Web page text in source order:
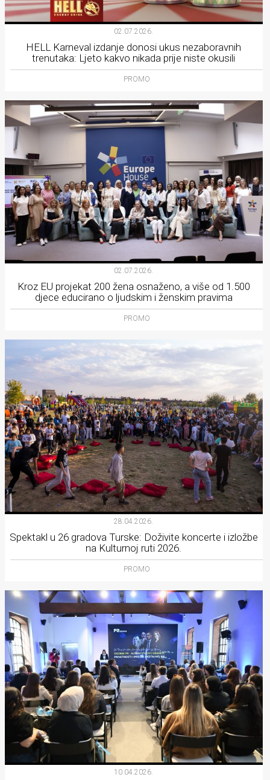
02.07.2026.
HELL Karneval izdanje donosi ukus nezaboravnih
trenutaka: Ljeto kakvo nikada prije niste okusili
PROMO
02.07.2026.
Kroz EU projekat 200 žena osnaženo, a više od 1.500
djece educirano o ljudskim i ženskim pravima
PROMO
28.04.2026.
Spektakl u 26 gradova Turske: Doživite koncerte i izložbe
na Kulturnoj ruti 2026.
PROMO
10.04.2026.